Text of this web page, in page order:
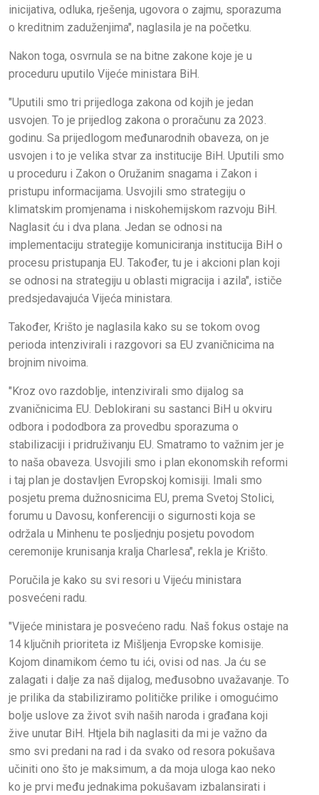
inicijativa, odluka, rješenja, ugovora o zajmu, sporazuma
o kreditnim zaduženjima", naglasila je na početku.
Nakon toga, osvrnula se na bitne zakone koje je u
proceduru uputilo Vijeće ministara BiH.
"Uputili smo tri prijedloga zakona od kojih je jedan
usvojen. To je prijedlog zakona o proračunu za 2023.
godinu. Sa prijedlogom međunarodnih obaveza, on je
usvojen i to je velika stvar za institucije BiH. Uputili smo
u proceduru i Zakon o Oružanim snagama i Zakon i
pristupu informacijama. Usvojili smo strategiju o
klimatskim promjenama i niskohemijskom razvoju BiH.
Naglasit ću i dva plana. Jedan se odnosi na
implementaciju strategije komuniciranja institucija BiH o
procesu pristupanja EU. Također, tu je i akcioni plan koji
se odnosi na strategiju u oblasti migracija i azila", ističe
predsjedavajuća Vijeća ministara.
Također, Krišto je naglasila kako su se tokom ovog
perioda intenzivirali i razgovori sa EU zvaničnicima na
brojnim nivoima.
"Kroz ovo razdoblje, intenzivirali smo dijalog sa
zvaničnicima EU. Deblokirani su sastanci BiH u okviru
odbora i pododbora za provedbu sporazuma o
stabilizaciji i pridruživanju EU. Smatramo to važnim jer je
to naša obaveza. Usvojili smo i plan ekonomskih reformi
i taj plan je dostavljen Evropskoj komisiji. Imali smo
posjetu prema dužnosnicima EU, prema Svetoj Stolici,
forumu u Davosu, konferenciji o sigurnosti koja se
održala u Minhenu te posljednju posjetu povodom
ceremonije krunisanja kralja Charlesa", rekla je Krišto.
Poručila je kako su svi resori u Vijeću ministara
posvećeni radu.
"Vijeće ministara je posvećeno radu. Naš fokus ostaje na
14 ključnih prioriteta iz Mišljenja Evropske komisije.
Kojom dinamikom ćemo tu ići, ovisi od nas. Ja ću se
zalagati i dalje za naš dijalog, međusobno uvažavanje. To
je prilika da stabiliziramo političke prilike i omogućimo
bolje uslove za život svih naših naroda i građana koji
žive unutar BiH. Htjela bih naglasiti da mi je važno da
smo svi predani na rad i da svako od resora pokušava
učiniti ono što je maksimum, a da moja uloga kao neko
ko je prvi među jednakima pokušavam izbalansirati i